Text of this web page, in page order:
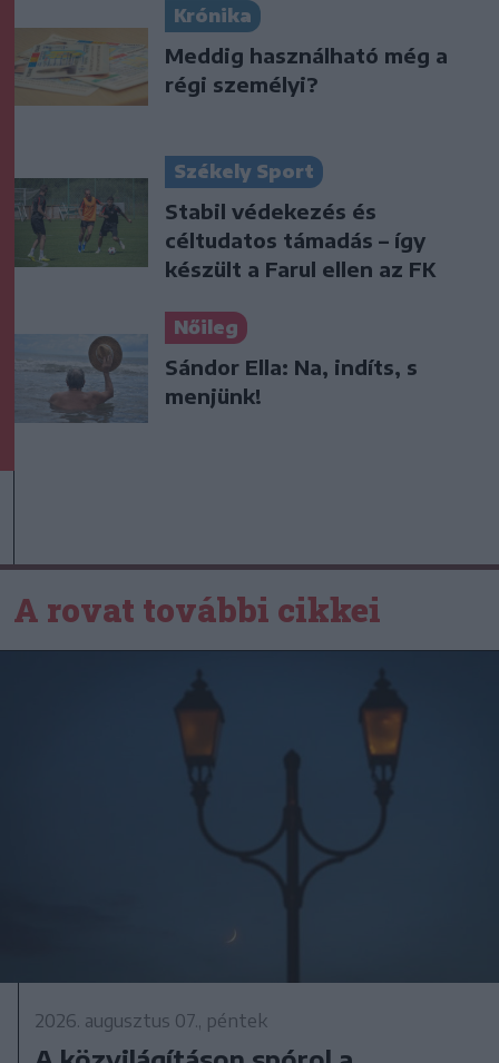
Krónika
Meddig használható még a
régi személyi?
Székely Sport
Stabil védekezés és
céltudatos támadás – így
készült a Farul ellen az FK
Nőileg
Sándor Ella: Na, indíts, s
menjünk!
A rovat további cikkei
2026. augusztus 07., péntek